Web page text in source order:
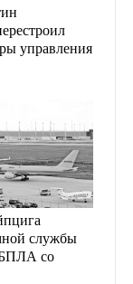
управления
службы
со